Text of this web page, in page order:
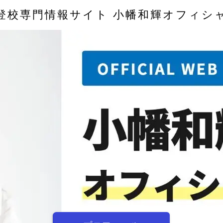
校専門情報サイト 小幡和輝オフィシ